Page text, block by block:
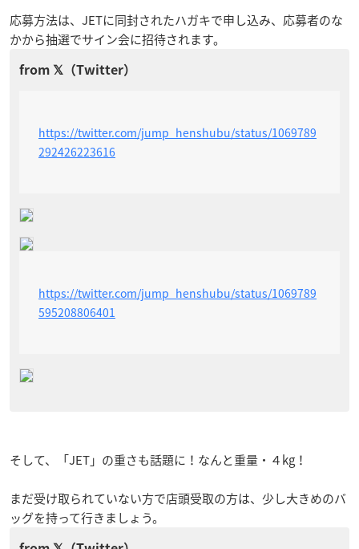
応募方法は、JETに同封されたハガキで申し込み、応募者のな
かから抽選でサイン会に招待されます。
https://twitter.com/jump_henshubu/status/1069789
292426223616
https://twitter.com/jump_henshubu/status/1069789
595208806401
そして、「JET」の重さも話題に！なんと重量・４kg！
まだ受け取られていない方で店頭受取の方は、少し大きめのバ
ッグを持って行きましょう。